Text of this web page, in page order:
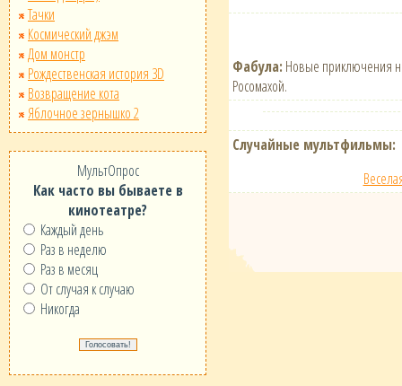
Тачки
Космический джэм
Дом монстр
Рождественская история 3D
Возвращение кота
Яблочное зернышко 2
МультОпрос
Как часто вы бываете в
кинотеатре?
Каждый день
Раз в неделю
Раз в месяц
От случая к случаю
Никогда
Фабула: Новые приключения
Росомахой.
Случайные мультфильмы: